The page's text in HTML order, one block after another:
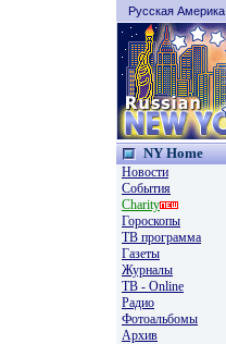
Русская Америка
NY Home
Новости
События
Charity
Гороскопы
TВ программа
Газеты
Журналы
ТВ - Online
Радио
Фотоальбомы
Архив